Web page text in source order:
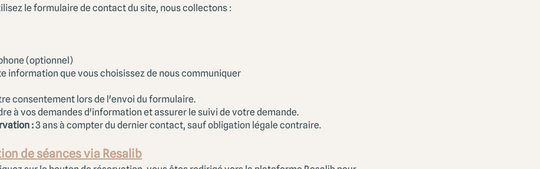
le formulaire de contact du site, nous collectons :
(optionnel)
information que vous choisissez de nous communiquer
consentement lors de l'envoi du formulaire.
à vos demandes d'information et assurer le suivi de votre demande.
:3 ans à compter du dernier contact, sauf obligation légale contraire.
de séances via Resalib